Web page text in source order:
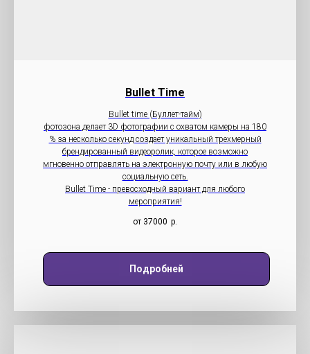
Bullet Time
Bullet time (Буллет-тайм)
фотозона делает 3D фотографии с охватом камеры на 180
% за несколько секунд создает уникальный трехмерный
брендированный видеоролик, которое возможно
мгновенно отправлять на электронную почту или в любую
социальную сеть.
Bullet Time - превосходный вариант для любого
мероприятия!
от 37000 р.
Подробней